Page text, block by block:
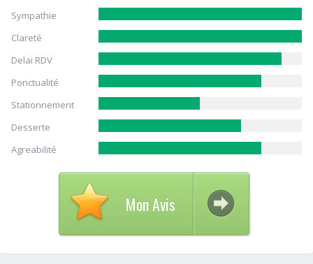
Sympathie
Clareté
Delai RDV
Ponctualité
Stationnement
Desserte
Agreabilité
Mon Avis